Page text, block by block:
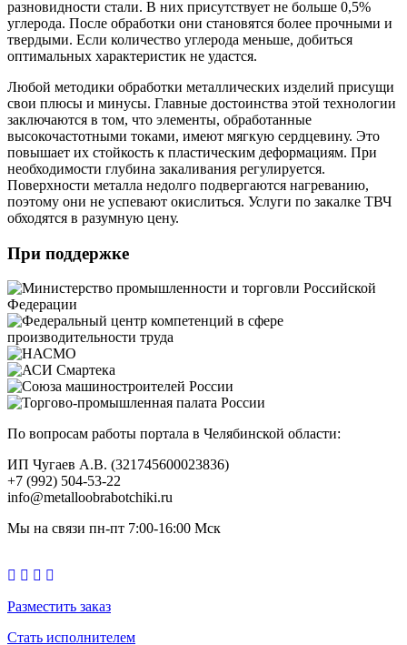
разновидности стали. В них присутствует не больше 0,5%
углерода. После обработки они становятся более прочными и
твердыми. Если количество углерода меньше, добиться
оптимальных характеристик не удастся.
Любой методики обработки металлических изделий присущи
свои плюсы и минусы. Главные достоинства этой технологии
заключаются в том, что элементы, обработанные
высокочастотными токами, имеют мягкую сердцевину. Это
повышает их стойкость к пластическим деформациям. При
необходимости глубина закаливания регулируется.
Поверхности металла недолго подвергаются нагреванию,
поэтому они не успевают окислиться. Услуги по закалке ТВЧ
обходятся в разумную цену.
При поддержке
По вопросам работы портала в Челябинской области:
ИП Чугаев А.В. (321745600023836)
+7 (992) 504-53-22
info@metalloobrabotchiki.ru
Мы на связи пн-пт 7:00-16:00 Мск
Разместить заказ
Стать исполнителем